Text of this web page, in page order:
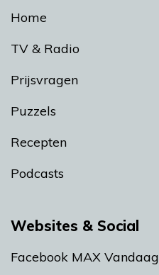
Home
TV & Radio
Prijsvragen
Puzzels
Recepten
Podcasts
Websites & Social
Facebook MAX Vandaag